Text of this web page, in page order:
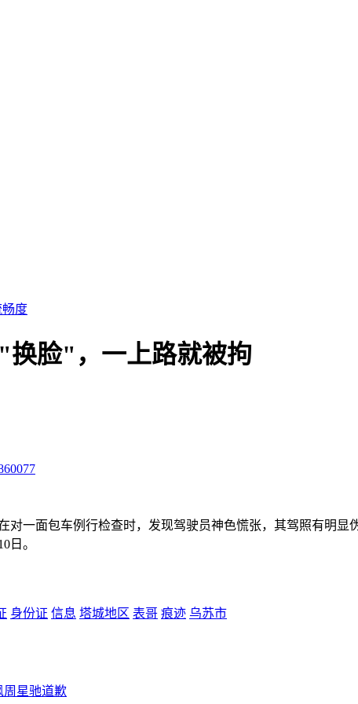
畅度
换脸"，一上路就被拘
对一面包车例行检查时，发现驾驶员神色慌张，其驾照有明
日。
身份证 信息 塔城地区 表哥 痕迹 乌苏市